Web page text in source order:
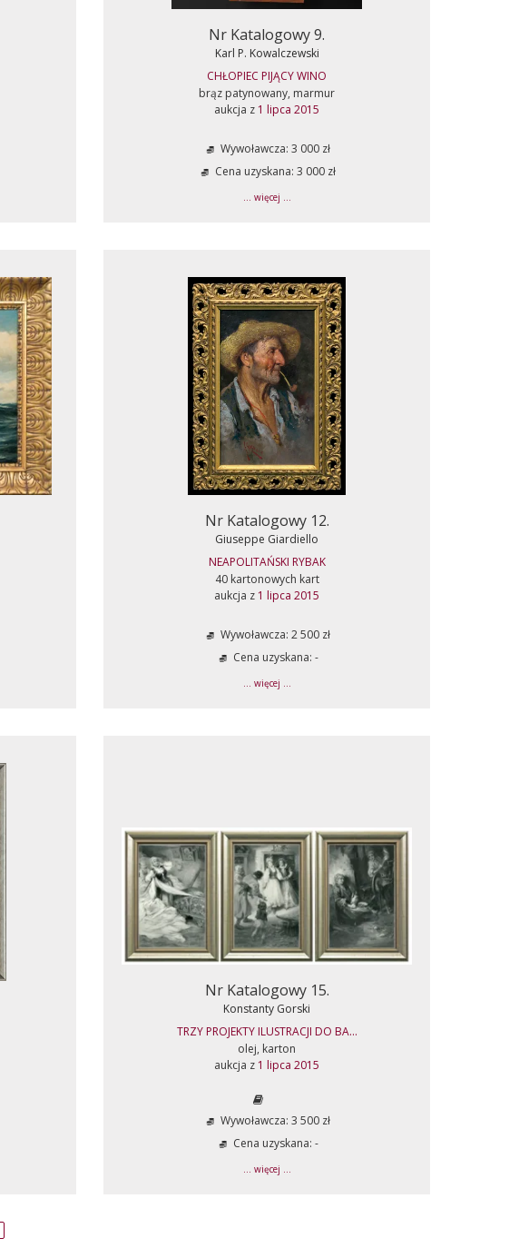
Nr Katalogowy 9.
Karl P. Kowalczewski
CHŁOPIEC PIJĄCY WINO
brąz patynowany, marmur
aukcja z 1 lipca 2015
Wywoławcza: 3 000 zł
Cena uzyskana: 3 000 zł
... więcej ...
Nr Katalogowy 12.
Giuseppe Giardiello
NEAPOLITAŃSKI RYBAK
40 kartonowych kart
aukcja z 1 lipca 2015
Wywoławcza: 2 500 zł
Cena uzyskana: -
... więcej ...
Nr Katalogowy 15.
Konstanty Gorski
TRZY PROJEKTY ILUSTRACJI DO BA...
olej, karton
aukcja z 1 lipca 2015
Wywoławcza: 3 500 zł
Cena uzyskana: -
... więcej ...